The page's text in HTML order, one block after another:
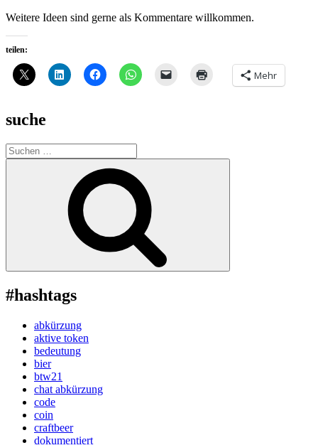
Weitere Ideen sind gerne als Kommentare willkommen.
teilen:
Mehr
suche
Suche
nach:
#hashtags
abkürzung
aktive token
bedeutung
bier
btw21
chat abkürzung
code
coin
craftbeer
dokumentiert